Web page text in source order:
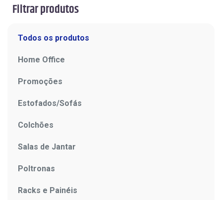
Filtrar produtos
Todos os produtos
Home Office
Promoções
Estofados/Sofás
Colchões
Salas de Jantar
Poltronas
Racks e Painéis